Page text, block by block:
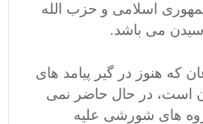
اسلامی و حزب الله
می باشد.
که هنوز در گیر پیامد های
است، در حال حاضر نمی
های شورشی علیه